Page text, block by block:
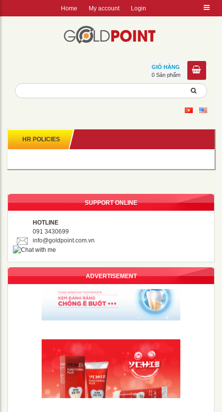
Home My account Login
GIỎ HÀNG
0 Sản phẩm
HR POLICIES
SUPPORT ONLINE
HOTLINE
091 3430699
info@goldpoint.com.vn
ADVERTISEMENT